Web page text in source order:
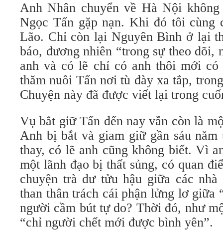
Anh Nhân chuyển về Hà Nội
Ngọc Tấn gặp nạn. Khi đó tôi cùng
Lão. Chỉ còn lại Nguyên Bình ở lại
báo, đương nhiên “trong sự theo dõi,
anh và có lẽ chỉ có anh thôi mới
thăm nuôi Tấn nơi tù đày xa tắp,
Chuyện này đã được viết lại trong
Vụ bắt giữ Tấn đến nay vẫn còn là
Anh bị bắt và giam giữ gần sáu
thay, có lẽ anh cũng không biết. Vì
một lãnh đạo bị thất sủng, có quan
chuyện trà dư tửu hậu giữa các
than thân trách cái phận lửng lơ giữa
người cầm bút tự do? Thời đó, như
“chỉ người chết mới được bình yên”.